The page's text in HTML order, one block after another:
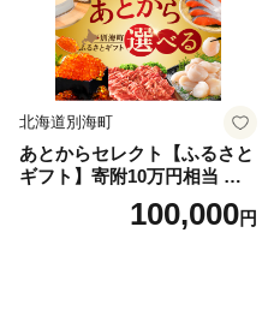
北海道別海町
あとからセレクト【ふるさと
ギフト】寄附10万円相当 あ
とから選べる！ ギフト いく
ら ほたて 海鮮 牛肉 別海町
100,000円